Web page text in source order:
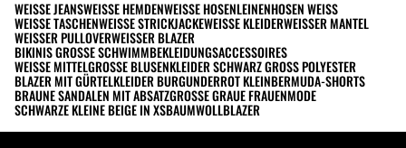
WEISSE JEANS WEISSE HEMDEN WEISSE HOSEN LEINENHOSEN WEISS
WEISSE TASCHEN WEISSE STRICKJACKE WEISSE KLEIDER WEISSER MANTEL
WEISSER PULLOVER WEISSER BLAZER
BIKINIS GROSSE SCHWIMMBEKLEIDUNGSACCESSOIRES
WEISSE MITTELGROSSE BLUSEN KLEIDER SCHWARZ GROSS POLYESTER
BLAZER MIT GÜRTELKLEIDER BURGUNDERROT KLEINBERMUDA-SHORTS
BRAUNE SANDALEN MIT ABSATZGROSSE GRAUE FRAUENMODE
SCHWARZE KLEINE BEIGE IN XSBAUMWOLLBLAZER